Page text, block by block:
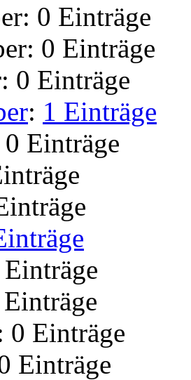
0 Einträge
0 Einträge
0 Einträge
: 1 Einträge
0 Einträge
0 Einträge
Einträge